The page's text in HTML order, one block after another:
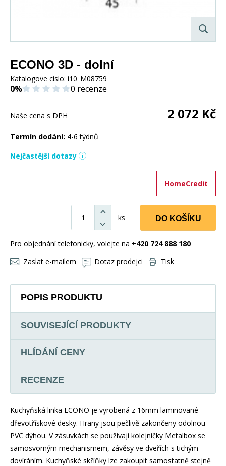
ECONO 3D - dolní
Katalogove cislo: i10_M08759
0% 0 recenze
Naše cena s DPH 2 072 Kč
Termín dodání: 4-6 týdnů
Nejčastější dotazy
HomeCredit
ks DO KOŠÍKU
Pro objednání telefonicky, volejte na +420 724 888 180
Zaslat e-mailem
Dotaz prodejci Tisk
POPIS PRODUKTU
SOUVISEJÍCÍ PRODUKTY
HLÍDÁNÍ CENY
RECENZE
Kuchyňská linka ECONO je vyrobená z 16mm laminované
dřevotřískové desky. Hrany jsou pečlivě zakončeny odolnou
PVC dýhou. V zásuvkách se používají kolejničky Metalbox se
samosvorným mechanismem, závěsy ve dveřích s tichým
dovíráním. Kuchyňské skříňky lze zakoupit samostatně stejně